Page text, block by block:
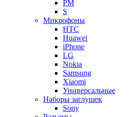
PM
S
Микрофоны
HTC
Huawei
iPhone
LG
Nokia
Samsung
Xiaomi
Универсальные
Наборы заглушек
Sony